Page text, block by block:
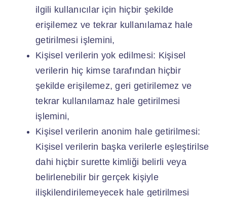
ilgili kullanıcılar için hiçbir şekilde
erişilemez ve tekrar kullanılamaz hale
getirilmesi işlemini,
Kişisel verilerin yok edilmesi: Kişisel
verilerin hiç kimse tarafından hiçbir
şekilde erişilemez, geri getirilemez ve
tekrar kullanılamaz hale getirilmesi
işlemini,
Kişisel verilerin anonim hale getirilmesi:
Kişisel verilerin başka verilerle eşleştirilse
dahi hiçbir surette kimliği belirli veya
belirlenebilir bir gerçek kişiyle
ilişkilendirilemeyecek hale getirilmesi